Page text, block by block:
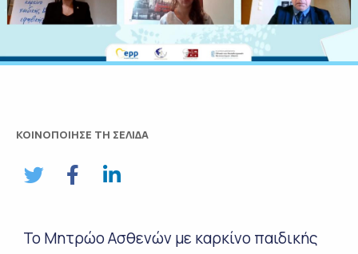
Το Μητρώο Ασθενών με καρκίνο παιδικής
ΚΟΙΝΟΠΟΙΗΣΕ ΤΗ ΣΕΛΙΔΑ